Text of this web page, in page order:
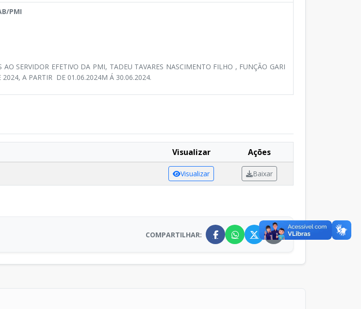
PMI
AO SERVIDOR EFETIVO DA PMI, TADEU TAVARES NASCIMENTO FILHO , FUNÇÃO GARI
2024, A PARTIR DE 01.06.2024M Á 30.06.2024.
Visualizar
Ações
Visualizar Baixar
COMPARTILHAR: